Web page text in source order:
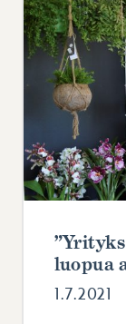
luopua
1.7.2021